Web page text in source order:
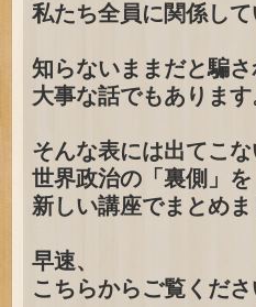
私たち全員に関係して
知らないままだと騙さ
大事な話でもあります
そんな表には出てこな
世界政治の「裏側」を
新しい講座でまとめま
早速、
こちらからご覧くだ